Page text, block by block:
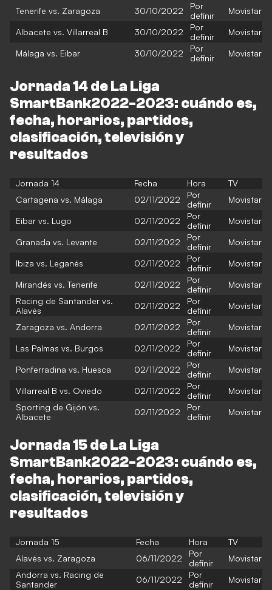
Tenerife vs. Zaragoza 30/10/2022
Por
definir
Movistar
Albacete vs. Villarreal B 30/10/2022
Por
definir
Movistar
Málaga vs. Eibar 30/10/2022
Por
definir
Movistar
Jornada 14 de La Liga
SmartBank2022-2023: cuándo es,
fecha, horarios, partidos,
clasificación, televisión y
resultados
Jornada 14 Fecha Hora
TV
Cartagena vs. Málaga
02/11/2022
Por
definir
Movistar
Eibar vs. Lugo 02/11/2022
Por
definir
Movistar
Granada vs. Levante 02/11/2022
Por
definir
Movistar
Ibiza vs. Leganés 02/11/2022
Por
definir
Movistar
Mirandés vs. Tenerife 02/11/2022
Por
definir
Movistar
Racing de Santander vs.
Alavés
02/11/2022
Por
definir
Movistar
Zaragoza vs. Andorra 02/11/2022
Por
definir
Movistar
Las Palmas vs. Burgos 02/11/2022
Por
definir
Movistar
Ponferradina vs. Huesca 02/11/2022
Por
definir
Movistar
Villarreal B vs. Oviedo 02/11/2022
Por
definir
Movistar
Sporting de Gijón vs.
Albacete
02/11/2022
Por
definir
Movistar
Jornada 15 de La Liga
SmartBank2022-2023: cuándo es,
fecha, horarios, partidos,
clasificación, televisión y
resultados
Jornada 15 Fecha Hora
TV
Alavés vs. Zaragoza
06/11/2022
Por
definir
Movistar
Andorra vs. Racing de
Santander
06/11/2022
Por
definir
Movistar